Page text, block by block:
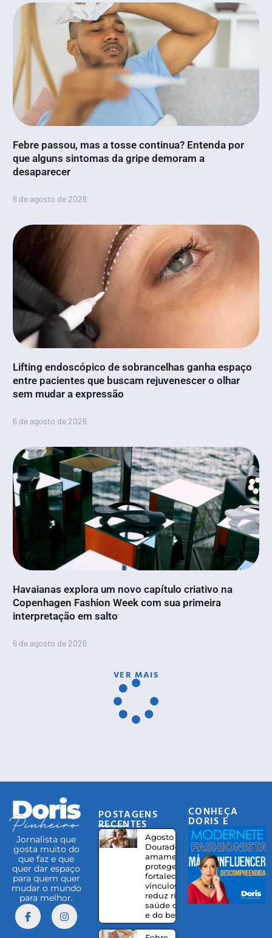
Febre passou, mas a tosse continua? Entenda por
que alguns sintomas da gripe demoram a
desaparecer
6 de agosto de 2026
Lifting endoscópico de sobrancelhas ganha espaço
entre pacientes que buscam rejuvenescer o olhar
sem mudar a expressão
6 de agosto de 2026
Havaianas explora um novo capítulo criativo na
Copenhagen Fashion Week com sua primeira
interpretação em salto
6 de agosto de 2026
VER MAIS
Jornalista que
gosta muito do
que faz e que
quer dar espaço
para quem quer
mudar o mundo
para melhor.
POSTAGENS
RECENTES
Agosto
Dourado:
amamentação
protege,
fortalece
vínculos e
reduz riscos à
saúde da mãe
e do bebê
CONHEÇA
DORIS E
EQUIPE